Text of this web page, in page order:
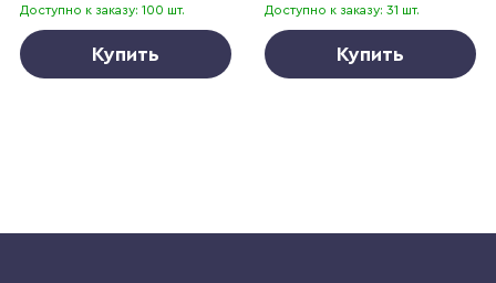
Доступно к заказу: 100 шт.
Купить
Доступно к заказу: 31 шт.
Купить